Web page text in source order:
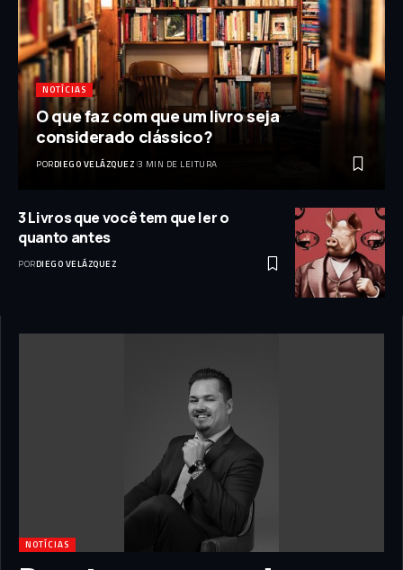
NOTÍCIAS
O que faz com que um livro seja
considerado clássico?
PORDIEGO VELÁZQUEZ 3 MIN DE LEITURA
3 Livros que você tem que ler o
quanto antes
PORDIEGO VELÁZQUEZ
NOTÍCIAS